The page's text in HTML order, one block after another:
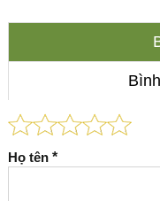
Họ tên *